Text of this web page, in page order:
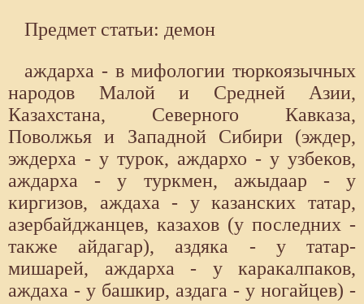
Предмет статьи: демон
аждарха - в мифологии тюркоязычных
народов Малой и Средней Азии,
Казахстана, Северного Кавказа,
Поволжья и Западной Сибири (эждер,
эждерха - у турок, аждархо - у узбеков,
аждарха - у туркмен, ажыдаар - у
киргизов, аждаха - у казанских татар,
азербайджанцев, казахов (у последних -
также айдагар), аздяка - у татар-
мишарей, аждарха - у каракалпаков,
аждаха - у башкир, аздага - у ногайцев) -